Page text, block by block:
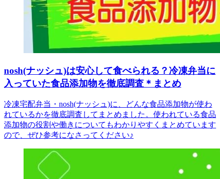
nosh(ナッシュ)は安心して食べられる？冷凍弁当に
入っていた食品添加物を徹底調査＊まとめ
冷凍宅配弁当・nosh(ナッシュ)に、どんな食品添加物が使わ
れているかを徹底調査してまとめました。使われている食品
添加物の役割や働きについてもわかりやすくまとめています
ので、ぜひ参考になさってください♪